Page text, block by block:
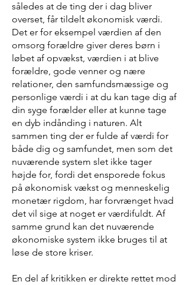
således at de ting der i dag bliver
overset, får tildelt økonomisk værdi.
Det er for eksempel værdien af den
omsorg forældre giver deres børn i
løbet af opvækst, værdien i at blive
forældre, gode venner og nære
relationer, den samfundsmæssige og
personlige værdi i at du kan tage dig af
din syge forælder eller at kunne tage
en dyb indånding i naturen. Alt
sammen ting der er fulde af værdi for
både dig og samfundet, men som det
nuværende system slet ikke tager
højde for, fordi det ensporede fokus
på økonomisk vækst og menneskelig
monetær rigdom, har forvrænget hvad
det vil sige at noget er værdifuldt. Af
samme grund kan det nuværende
økonomiske system ikke bruges til at
løse de store kriser.
En del af kritikken er direkte rettet mod